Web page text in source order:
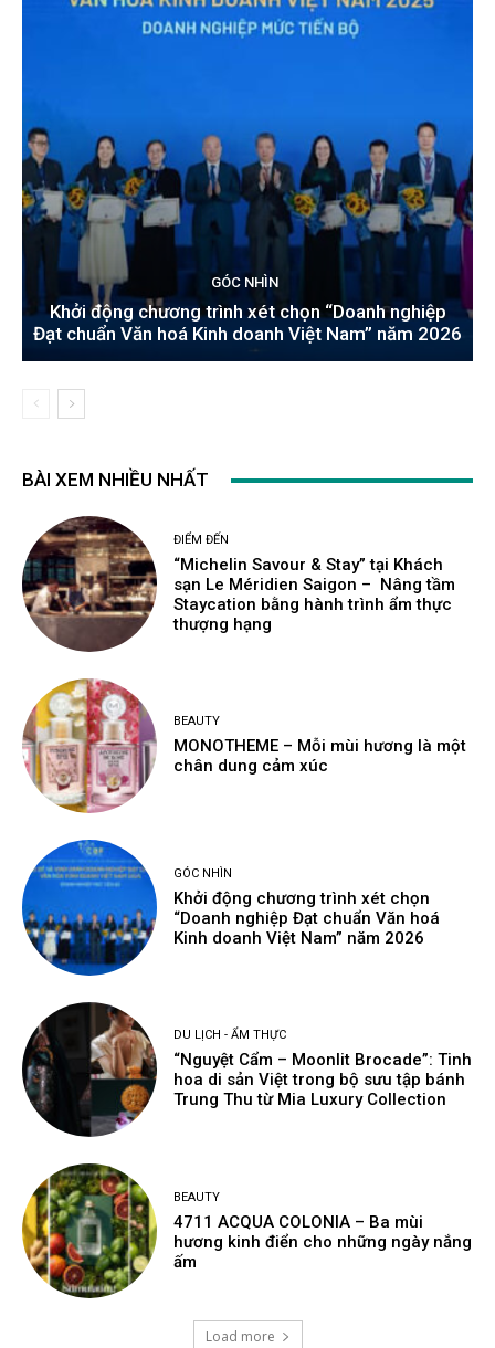
GÓC NHÌN
Khởi động chương trình xét chọn “Doanh nghiệp
Đạt chuẩn Văn hoá Kinh doanh Việt Nam” năm 2026
BÀI XEM NHIỀU NHẤT
ĐIỂM ĐẾN
“Michelin Savour & Stay” tại Khách
sạn Le Méridien Saigon – Nâng tầm
Staycation bằng hành trình ẩm thực
thượng hạng
BEAUTY
MONOTHEME – Mỗi mùi hương là một
chân dung cảm xúc
GÓC NHÌN
Khởi động chương trình xét chọn
“Doanh nghiệp Đạt chuẩn Văn hoá
Kinh doanh Việt Nam” năm 2026
DU LỊCH - ẨM THỰC
“Nguyệt Cẩm – Moonlit Brocade”: Tinh
hoa di sản Việt trong bộ sưu tập bánh
Trung Thu từ Mia Luxury Collection
BEAUTY
4711 ACQUA COLONIA – Ba mùi
hương kinh điển cho những ngày nắng
ấm
Load more